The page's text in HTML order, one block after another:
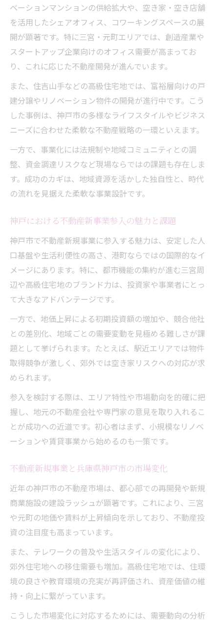
歴史が息づく神戸の不動産価値とは
神戸不動産の歴史背景と資産価値の深い関
係
歴史的景観を活かした不動産価値向上の工
夫
由緒あるエリアがもつ不動産の魅力を解説
不動産市場における神戸の歴史的価値の重
要性
歴史と暮らしが交差する神戸の不動産選び
都市型創造産業が牽引する新たな不動産潮流
都市型創造産業と神戸不動産の新潮流を探
る
影響
創造産業の進展が不動産価値に及ぼす変化
神戸の都市型創造産業が生む新不動産需要
将来性豊かな神戸不動産の選び方と投資戦略
将来性を重視した神戸不動産の選び方のポ
イント
不動産投資で成功するためのエリア分析術
神戸の不動産市場を読む投資戦略の立て方
解説
資産価値を高める神戸不動産投資の実践知
識
投資家目線で考える神戸不動産の将来展望
ベーションマンションの供給拡大や、空き家・空き店舗
を活用したシェアオフィス、コワーキングスペースの展
開が顕著です。特に三宮・元町エリアでは、創造産業や
スタートアップ企業向けのオフィス需要が高まってお
り、これに応じた不動産開発が進んでいます。
また、住吉山手などの高級住宅地では、富裕層向けの戸
建分譲やリノベーション物件の開発が進行中です。こう
した事例は、神戸市の多様なライフスタイルやビジネス
ニーズに合わせた柔軟な不動産戦略の一環といえます。
一方で、事業化には法規制や地域コミュニティとの調
整、資金調達リスクなど現場ならではの課題も存在しま
す。成功のカギは、地域資源を活かした独自性と、時代
の流れを見据えた柔軟な事業設計です。
神戸における不動産新事業参入の魅力と課題
神戸市で不動産新規事業に参入する魅力は、安定した人
口基盤や生活利便性の高さ、港町ならではの国際的なイ
メージにあります。特に、都市機能の集約が進む三宮周
辺や高級住宅地のブランド力は、投資家や事業者にとっ
て大きなアドバンテージです。
一方で、地価上昇による初期投資額の増加や、競合他社
との差別化、地域ごとの需要変動を見極める難しさが課
題として挙げられます。たとえば、駅近エリアでは物件
取得競争が激しく、郊外では空き家リスクへの対応が求
められます。
参入を検討する際は、エリア特性や市場動向を的確に把
握し、地元の不動産会社や専門家の意見を取り入れるこ
とが成功への近道です。初心者はまず、小規模なリノベ
ーションや賃貸事業から始めるのも一策です。
不動産新規事業と兵庫県神戸市の市場変化
近年の神戸市の不動産市場は、都心部での再開発や新規
商業施設の建設ラッシュが顕著です。これにより、三宮
や元町の地価や賃料が上昇傾向を示しており、不動産投
資の注目度も高まっています。
また、テレワークの普及や生活スタイルの変化により、
郊外住宅地への移住需要も増加。高級住宅地では、住環
境の良さや教育環境の充実が再評価され、資産価値の維
持・向上に繋がっています。
こうした市場変化に対応するためには、需要動向の分析